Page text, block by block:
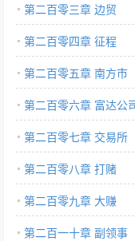
第二百零三章 边贸
第二百零四章 征程
第二百零五章 南方市
第二百零六章 富达公
第二百零七章 交易所
第二百零八章 打赌
第二百零九章 大赚
第二百一十章 副领事